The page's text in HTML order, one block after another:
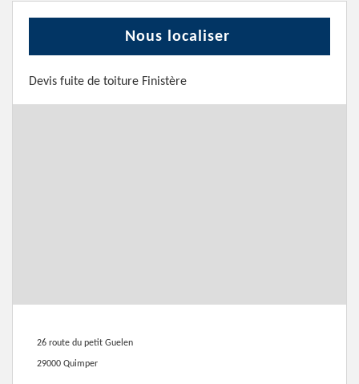
Nous localiser
Devis fuite de toiture Finistère
26 route du petit Guelen
29000 Quimper